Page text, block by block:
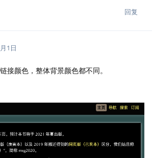
回复
1日
接颜色，整体背景颜色都不同。